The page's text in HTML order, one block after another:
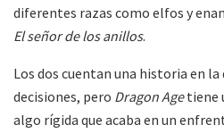
diferentes razas como elfos y
El señor de los anillos.
Los dos cuentan una historia en
decisiones, pero Dragon Agetiene
algo rígida que acaba en un